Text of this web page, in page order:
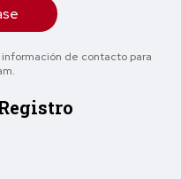
de contacto para